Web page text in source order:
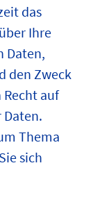
das
Ihre
Daten,
den Zweck
auf
Thema
sich